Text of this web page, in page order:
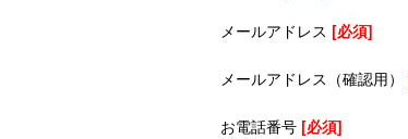
メールアドレス [必須]
メールアドレス（確認用）
お電話番号 [必須]